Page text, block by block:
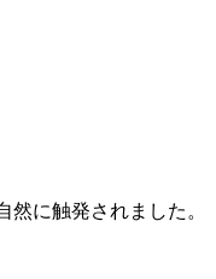
に触発されました。